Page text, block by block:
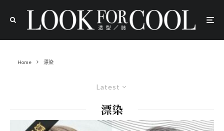
Home 漂染
Latest
漂染